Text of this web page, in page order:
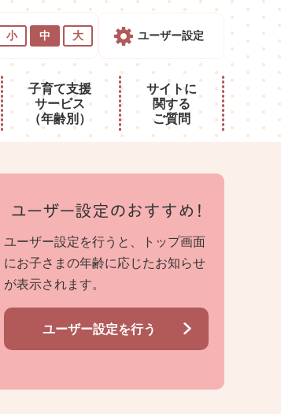
小 中 大 ユーザー設定
子育て支援
サービス
（年齢別）
サイトに
関する
ご質問
ユーザー設定を行うと、トップ画面
にお子さまの年齢に応じたお知らせ
が表示されます。
ユーザー設定を行う